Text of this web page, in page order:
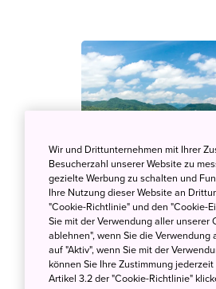
Wir und Drittunternehmen mit Ihrer
Besucherzahl unserer Website zu
gezielte Werbung zu schalten und
Ihre Nutzung dieser Website an
"Cookie-Richtlinie" und den "Cookie-
Sie mit der Verwendung aller
ablehnen", wenn Sie die
auf "Aktiv", wenn Sie mit der
können Sie Ihre Zustimmung
Artikel 3.2 der "Cookie-Richtlinie"